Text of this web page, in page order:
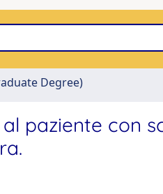
Degree)
paziente con